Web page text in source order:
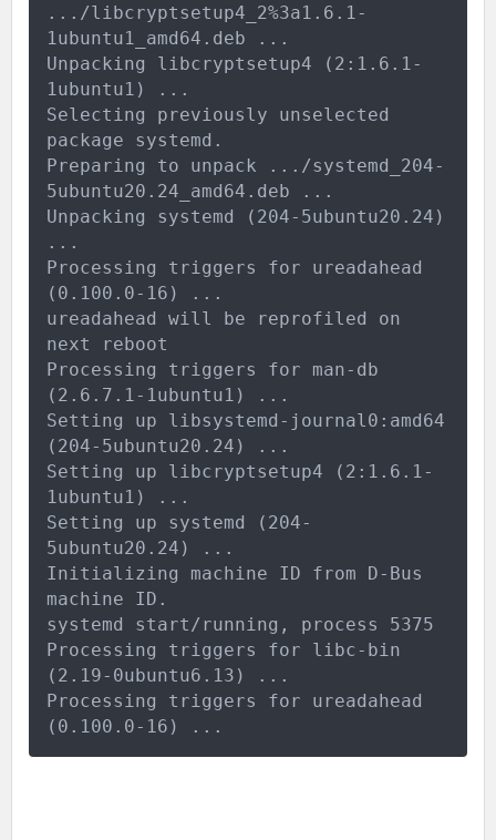
.../libcryptsetup4_2%3a1.6.1-
1ubuntu1_amd64.deb ...
Unpacking libcryptsetup4 (2:1.6.1-
1ubuntu1) ...
Selecting previously unselected
package systemd.
Preparing to unpack .../systemd_204-
5ubuntu20.24_amd64.deb ...
Unpacking systemd (204-5ubuntu20.24)
...
Processing triggers for ureadahead
(0.100.0-16) ...
ureadahead will be reprofiled on
next reboot
Processing triggers for man-db
(2.6.7.1-1ubuntu1) ...
Setting up libsystemd-journal0:amd64
(204-5ubuntu20.24) ...
Setting up libcryptsetup4 (2:1.6.1-
1ubuntu1) ...
Setting up systemd (204-
5ubuntu20.24) ...
Initializing machine ID from D-Bus
machine ID.
systemd start/running, process 5375
Processing triggers for libc-bin
(2.19-0ubuntu6.13) ...
Processing triggers for ureadahead
(0.100.0-16) ...